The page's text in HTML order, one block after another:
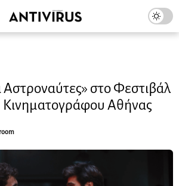
Αστροναύτες» στο Φεστιβάλ
Αθήνας